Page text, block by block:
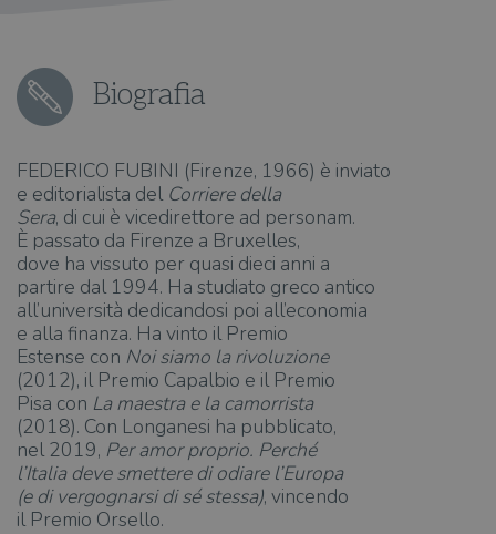
Biografia
FEDERICO FUBINI (Firenze, 1966) è inviato
e editorialista del Corriere della
Sera, di cui è vicedirettore ad personam.
È passato da Firenze a Bruxelles,
dove ha vissuto per quasi dieci anni a
partire dal 1994. Ha studiato greco antico
all’università dedicandosi poi all’economia
e alla finanza. Ha vinto il Premio
Estense con Noi siamo la rivoluzione
(2012), il Premio Capalbio e il Premio
Pisa con La maestra e la camorrista
(2018). Con Longanesi ha pubblicato,
nel 2019, Per amor proprio. Perché
l’Italia deve smettere di odiare l’Europa
(e di vergognarsi di sé stessa), vincendo
il Premio Orsello.